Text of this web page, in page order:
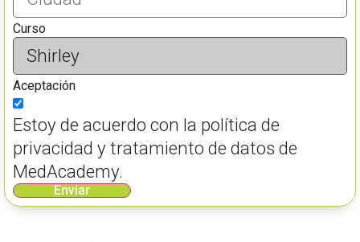
Curso
Aceptación
Estoy de acuerdo con la política de
privacidad y tratamiento de datos de
MedAcademy.
Enviar